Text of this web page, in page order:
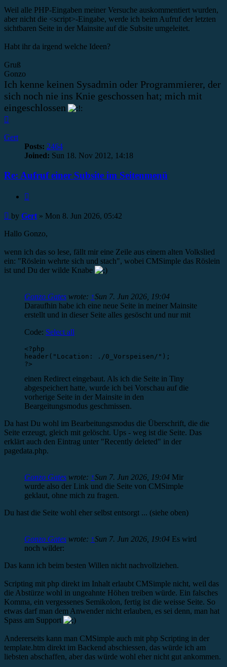
Weil alle PHP-Eingaben meiner Versuche auskommentiert wurden,
aber nicht die <script>-Eingabe, werde ich beim Aufruf der letzten
sichtbaren Seite in der Mainsite auf die Subsite umgeleitet.
Habt ihr da irgend welche Ideen?
Gruß
Gonzo
Ich kenne keinen Sysadmin oder Programmierer, der
sich noch nie ins Knie geschossen hat; mich mit
eingeschlossen
Gert
Posts: 2464
Joined: Sun 18. Nov 2012, 14:18
Re: Aufruf einer Subsite im Seitenmenü
Post
by Gert » Mon 8. Jun 2026, 05:42
Hallo Gonzo,
wenn ich das so lese, fällt mir eine Zeile aus einem alten Volkslied
ein: "Röslein wehrte sich und stach", wobei CMSimple das Röslein
ist und Du der wilde Knabe
Gonzo Gates wrote: ↑Sun 7. Jun 2026, 19:04
Daraufhin habe ich eine neue Seite in meiner Mainsite
erstellt und in dieser Seite alles gesöscht und nur mit
Code: Select all
<?php
header("Location: ./0_Vorspeisen/");
?>
einen Redirect eingebaut. Als ich die Seite in Tiny
abgespeichert hatte, wurde ich bei Vorschau auf die
vorherige Seite in der Mainsite in den
Beargeitungsmodus geschmissen.
Da hast Du wohl im Bearbeitungsmodus die Überschrift, die die
Seite erzeugt, gleich mit gelöscht. Ups - weg ist die Seite. Das
erklärt auch den Eintrag unter "Recently deleted" in der
pagedata.php.
Gonzo Gates wrote: ↑Sun 7. Jun 2026, 19:04 Mir
wurde also der Link und die Seite von CMSimple
geklaut, ohne mich zu fragen.
Du hast die Seite wohl eher selbst entsorgt ... (siehe oben)
Gonzo Gates wrote: ↑Sun 7. Jun 2026, 19:04 Es wird
noch wilder:
Das kann ich beim besten Willen nicht nachvollziehen.
Scripting mit php direkt im Inhalt erlaubt CMSimple nicht, weil das
die Abstürze wohl in ungeahnte Höhen treiben würde. Ein falsches
Komma, ein vergessenes Semikolon, fertig ist die weisse Seite. So
etwas darf man dem Anwender nicht erlauben, es sei denn, man hat
Spass am Support
Andererseits kann man CMSimple auch mit php Scripting in der
template.htm direkt im Backend abschiessen, das würde ich am
liebsten abschaffen, aber das würde wohl eher nicht gut ankommen.